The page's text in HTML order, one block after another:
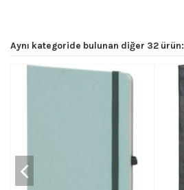
Aynı kategoride bulunan diğer 32 ürün: